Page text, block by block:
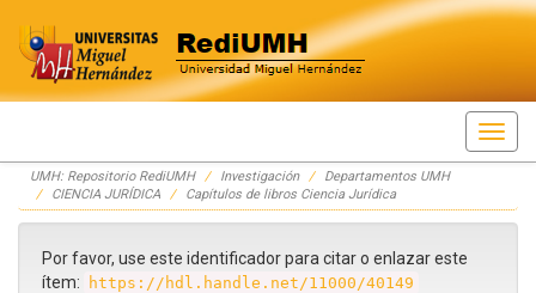
Skip
navigation
UMH: Repositorio RediUMH Investigación
Departamentos UMH
CIENCIA JURÍDICA
Capítulos de libros Ciencia Jurídica
Por favor, use este identificador para citar o enlazar este
ítem:
https://hdl.handle.net/11000/40149